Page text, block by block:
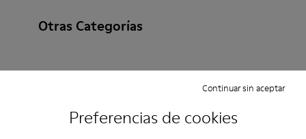
Preferencias de cookies
Continuar sin aceptar
Otras Categorías
Bailarinas
Zapatos de cordones
Autocierre
Mocasines